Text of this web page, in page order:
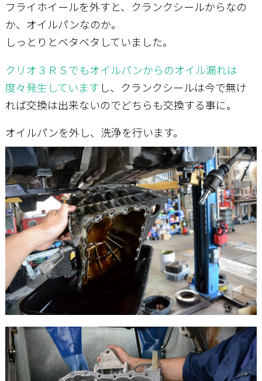
フライホイールを外すと、クランクシールからなの
か、オイルパンなのか。
しっとりとベタベタしていました。
クリオ３ＲＳでもオイルパンからのオイル漏れは
度々発生しています し、クランクシールは今で無け
れば交換は出来ないのでどちらも交換する事に。
オイルパンを外し、洗浄を行います。